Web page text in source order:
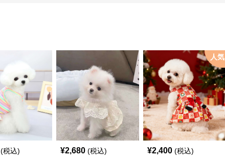
(税込) ¥2,680 (税込)
人気
¥2,400 (税込)